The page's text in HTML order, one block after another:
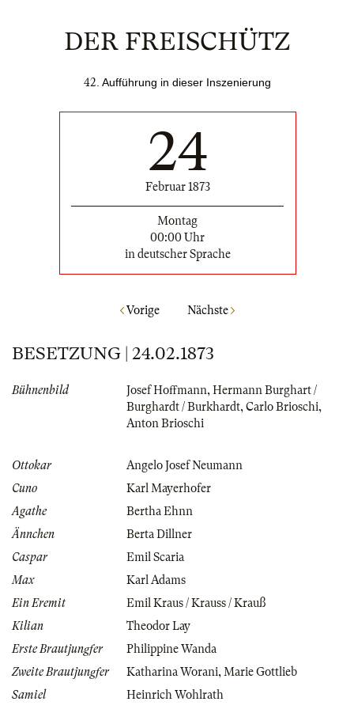
DER FREISCHÜTZ
42 . Aufführung in dieser Inszenierung
24
Februar 1873
Montag
00:00 Uhr
in deutscher Sprache
Vorige Nächste
BESETZUNG | 24.02.1873
Bühnenbild Josef Hoffmann,Hermann Burghart /
Burghardt / Burkhardt,Carlo Brioschi,
Anton Brioschi
Ottokar
Angelo Josef Neumann
Cuno
Karl Mayerhofer
Agathe
Bertha Ehnn
Ännchen
Berta Dillner
Caspar
Emil Scaria
Max
Karl Adams
Ein Eremit
Emil Kraus / Krauss / Krauß
Kilian
Theodor Lay
Erste Brautjungfer
Philippine Wanda
Zweite Brautjungfer
Katharina Worani,Marie Gottlieb
Samiel
Heinrich Wohlrath